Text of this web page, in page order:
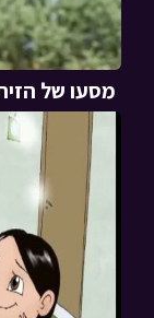
מסעו של